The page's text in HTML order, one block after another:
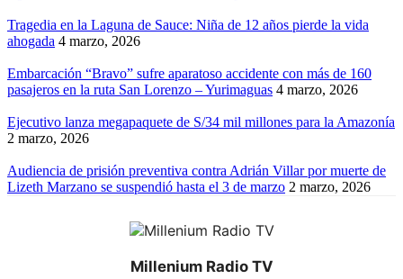
Tragedia en la Laguna de Sauce: Niña de 12 años pierde la vida
ahogada 4 marzo, 2026
Embarcación “Bravo” sufre aparatoso accidente con más de 160
pasajeros en la ruta San Lorenzo – Yurimaguas 4 marzo, 2026
Ejecutivo lanza megapaquete de S/34 mil millones para la Amazonía
2 marzo, 2026
Audiencia de prisión preventiva contra Adrián Villar por muerte de
Lizeth Marzano se suspendió hasta el 3 de marzo 2 marzo, 2026
Millenium Radio TV